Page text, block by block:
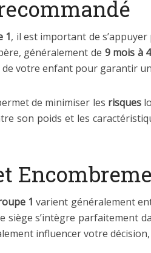
1, il est important de
généralement de 9 mois à
de votre enfant pour garantir
de minimiser les risques
son poids et les
1 varient généralement
siège s’intègre parfaitement
influencer votre